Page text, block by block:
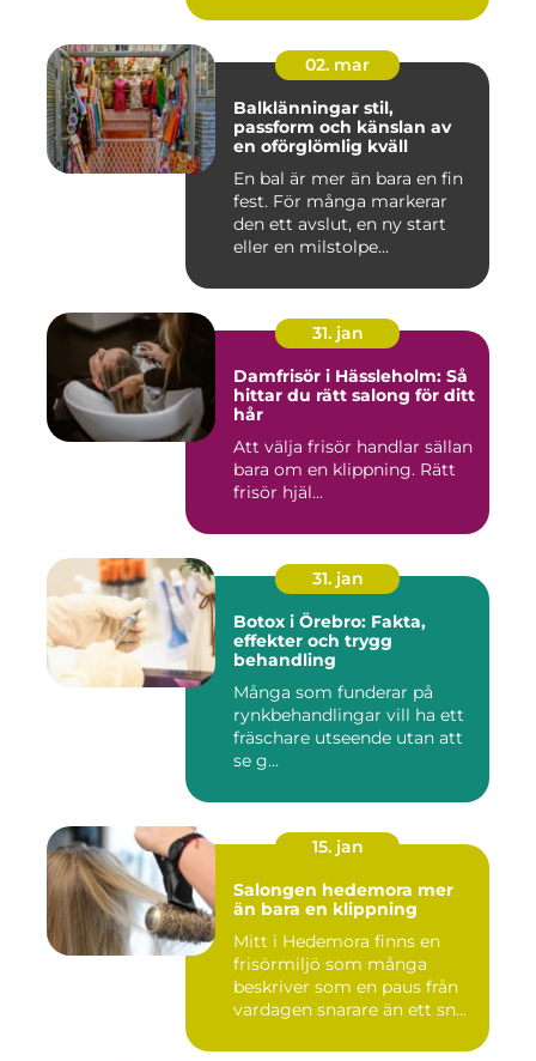
02. mar
Balklänningar stil,
passform och känslan av
en oförglömlig kväll
En bal är mer än bara en fin
fest. För många markerar
den ett avslut, en ny start
eller en milstolpe...
31. jan
Damfrisör i Hässleholm: Så
hittar du rätt salong för ditt
hår
Att välja frisör handlar sällan
bara om en klippning. Rätt
frisör hjäl...
31. jan
Botox i Örebro: Fakta,
effekter och trygg
behandling
Många som funderar på
rynkbehandlingar vill ha ett
fräschare utseende utan att
se g...
15. jan
Salongen hedemora mer
än bara en klippning
Mitt i Hedemora finns en
frisörmiljö som många
beskriver som en paus från
vardagen snarare än ett sn...